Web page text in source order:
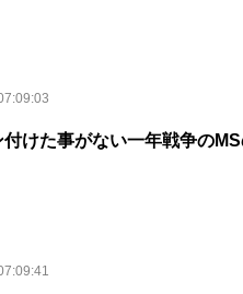
けた事がない一年戦争の